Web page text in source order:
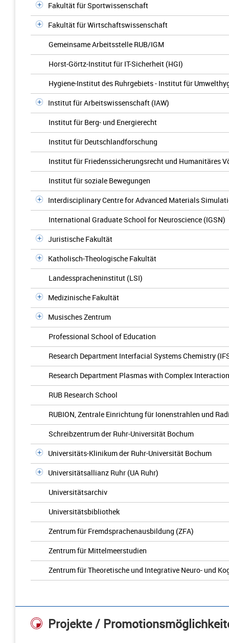
Fakultät für Sportwissenschaft
Fakultät für Wirtschaftswissenschaft
Gemeinsame Arbeitsstelle RUB/IGM
Horst-Görtz-Institut für IT-Sicherheit (HGI)
Hygiene-Institut des Ruhrgebiets - Institut für
Institut für Arbeitswissenschaft (IAW)
Institut für Berg- und Energierecht
Institut für Deutschlandforschung
Institut für Friedenssicherungsrecht und Humanitäres
Institut für soziale Bewegungen
Interdisciplinary Centre for Advanced Materials
International Graduate School for Neuroscience (IGSN)
Juristische Fakultät
Katholisch-Theologische Fakultät
Landesspracheninstitut (LSI)
Medizinische Fakultät
Musisches Zentrum
Professional School of Education
Research Department Interfacial Systems Chemistry
Research Department Plasmas with Complex
RUB Research School
RUBION, Zentrale Einrichtung für Ionenstrahlen und
Schreibzentrum der Ruhr-Universität Bochum
Universitäts-Klinikum der Ruhr-Universität Bochum
Universitätsallianz Ruhr (UA Ruhr)
Universitätsarchiv
Universitätsbibliothek
Zentrum für Fremdsprachenausbildung (ZFA)
Zentrum für Mittelmeerstudien
Zentrum für Theoretische und Integrative Neuro- und
Projekte /